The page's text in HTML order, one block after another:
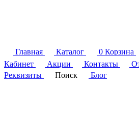
Главная Каталог 0 Корзина
Кабинет
Акции Контакты
Реквизиты
Поиск Блог